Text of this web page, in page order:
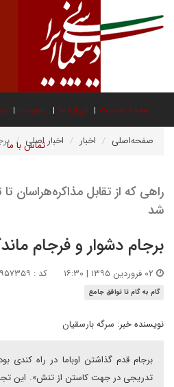
صفحه نخست درباره ما عضویت
تماس با ما صفحه‌اصلی اخبار اخبار اصلی
راهی که از تقابل مذاکره‌هراسان
شد
برجام دشوار و فرجام
کد : ۱۹۵۷۳۵۹
گام به گام تا توافق جامع
نویسنده خبر: سرگه بارسقیان
برجام قدم گذاشتن اوباما در راه کندی
تدریجی در جهت کاستن از تنش». این